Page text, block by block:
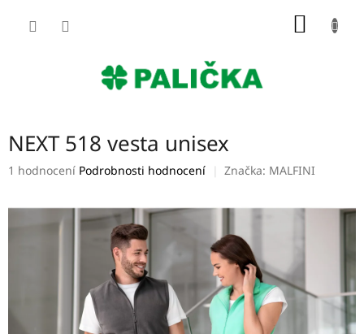
NEXT 518 vesta unisex
Průměrné
1 hodnocení Podrobnosti hodnocení Značka: MALFINI